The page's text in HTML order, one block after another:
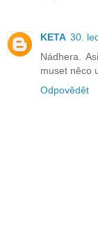
KETA 30.
Nádhera.
muset něco
Odpovědět